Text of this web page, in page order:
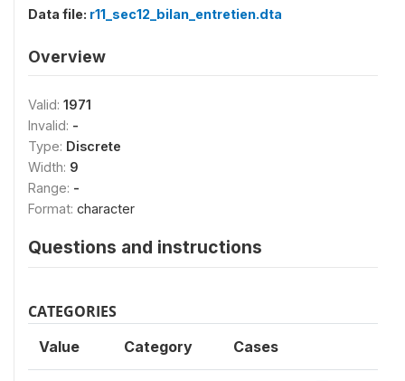
Data file: r11_sec12_bilan_entretien.dta
Overview
Valid: 1971
Invalid: -
Type: Discrete
Width: 9
Range: -
Format: character
Questions and instructions
CATEGORIES
Value Category Cases